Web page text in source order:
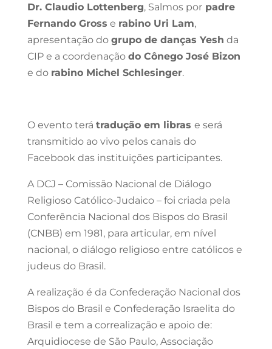
Dr. Claudio Lottenberg, Salmos porpadre
Fernando Gross e rabino Uri Lam,
apresentação do grupo de danças Yesh da
CIP e a coordenação do Cônego José Bizon
e do rabino Michel Schlesinger.
O evento terá tradução em libras e será
transmitido ao vivo pelos canais do
Facebook das instituições participantes.
A DCJ – Comissão Nacional de Diálogo
Religioso Católico-Judaico – foi criada pela
Conferência Nacional dos Bispos do Brasil
(CNBB) em 1981, para articular, em nível
nacional, o diálogo religioso entre católicos e
judeus do Brasil.
A realização é da Confederação Nacional dos
Bispos do Brasil e Confederação Israelita do
Brasil e tem a correalização e apoio de:
Arquidiocese de São Paulo, Associação